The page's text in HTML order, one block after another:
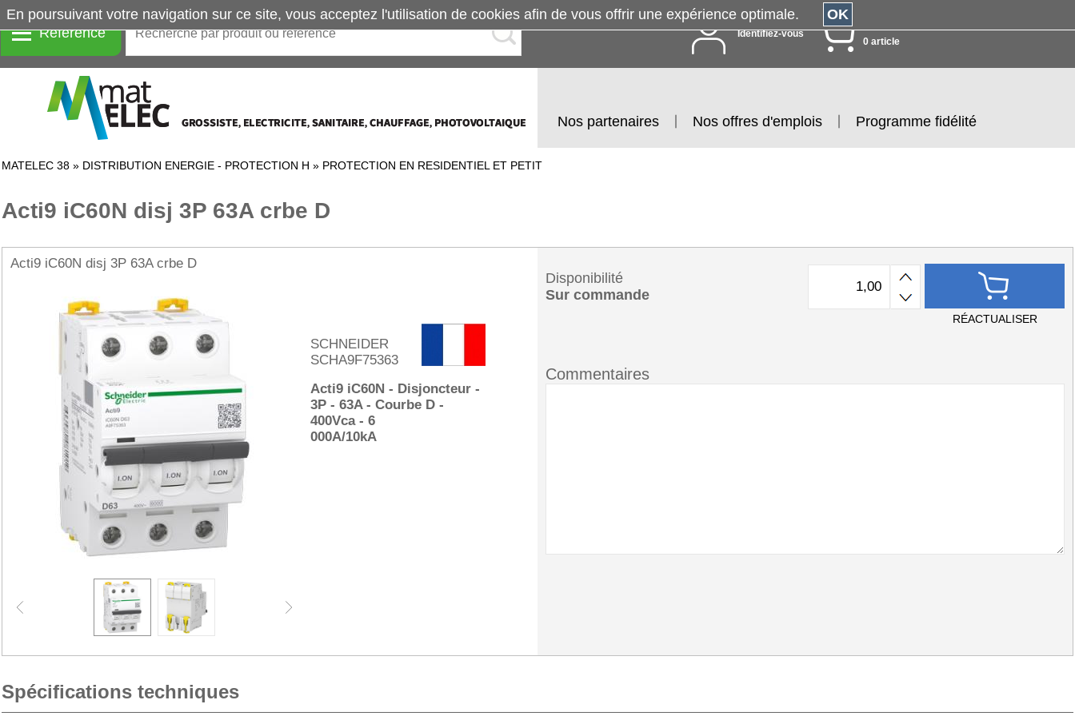
Référence Identifiez-vous
0 article
Nos partenaires Nos offres d'emplois Programme fidélité
MATELEC 38 » DISTRIBUTION ENERGIE - PROTECTION H » PROTECTION EN RESIDENTIEL ET PETIT
Acti9 iC60N disj 3P 63A crbe D
Acti9 iC60N disj 3P 63A crbe D
SCHNEIDER
SCHA9F75363
Acti9 iC60N - Disjoncteur -
3P - 63A - Courbe D -
400Vca - 6
000A/10kA
Disponibilité
Sur commande
RÉACTUALISER
Commentaires
Spécifications techniques
En poursuivant votre navigation sur ce site, vous acceptez l'utilisation de cookies afin de vous offrir une expérience optimale. OK